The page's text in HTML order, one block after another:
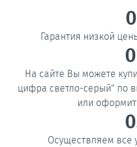
Гарантия низкой
На сайте Вы можете
цифра светло-серый" по
или
Осуществляем все